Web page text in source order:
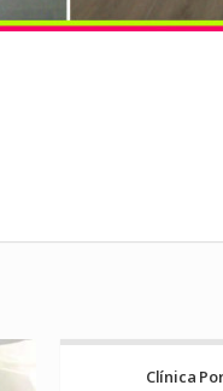
Clínica